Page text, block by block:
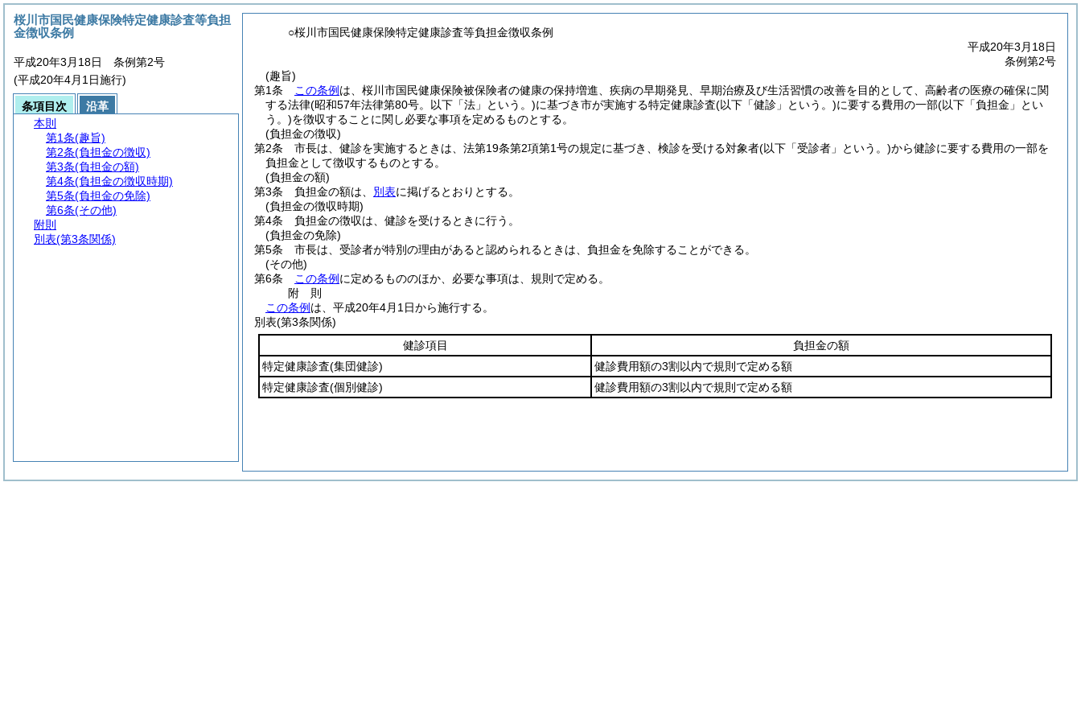
○桜川市国民健康保険特定健康診査等負担金徴収条例
平成20年3月18日
条例第2号
(趣旨)
第1条
この条例 は、桜川市国民健康保険被保険者の健康の保持増進、疾病の早期発見、早期治療及び生活習慣の改善を目的として、高齢者の医療の確保に関
する法律(昭和57年法律第80号。以下「法」という。)に基づき市が実施する特定健康診査(以下「健診」という。)に要する費用の一部(以下「負担金」とい
う。)を徴収することに関し必要な事項を定めるものとする。
(負担金の徴収)
第2条
市長は、健診を実施するときは、法第19条第2項第1号の規定に基づき、検診を受ける対象者(以下「受診者」という。)から健診に要する費用の一部を
負担金として徴収するものとする。
(負担金の額)
第3条
負担金の額は、 別表に掲げるとおりとする。
(負担金の徴収時期)
第4条
負担金の徴収は、健診を受けるときに行う。
(負担金の免除)
第5条
市長は、受診者が特別の理由があると認められるときは、負担金を免除することができる。
(その他)
第6条
この条例 に定めるもののほか、必要な事項は、規則で定める。
附 則
この条例 は、平成20年4月1日から施行する。
別表(第3条関係)
健診項目
負担金の額
特定健康診査(集団健診)
健診費用額の3割以内で規則で定める額
特定健康診査(個別健診) 健診費用額の3割以内で規則で定める額
桜川市国民健康保険特定健康診査等負担
金徴収条例
平成20年3月18日 条例第2号
(平成20年4月1日施行)
条項目次
沿革
本則
第1条(趣旨)
第2条(負担金の徴収)
第3条(負担金の額)
第4条(負担金の徴収時期)
第5条(負担金の免除)
第6条(その他)
附則
別表(第3条関係)